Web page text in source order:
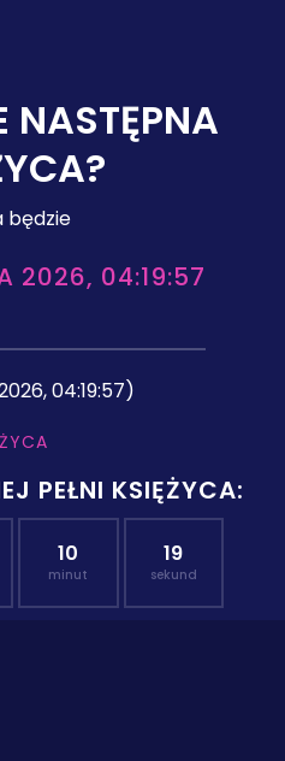
NASTĘPNA
będzie
2026, 04:19:57
04:19:57)
PEŁNI KSIĘŻYCA:
10
minut
18
sekund